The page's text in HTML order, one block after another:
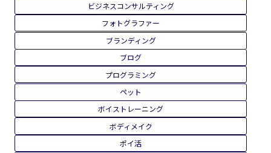
ビジネスコンサルティング
フォトグラファー
ブランディング
ブログ
プログラミング
ペット
ボイストレーニング
ボディメイク
ポイ活